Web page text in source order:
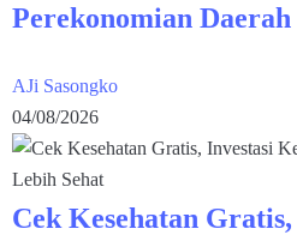
Perekonomian Daerah
AJi Sasongko
04/08/2026
Cek Kesehatan